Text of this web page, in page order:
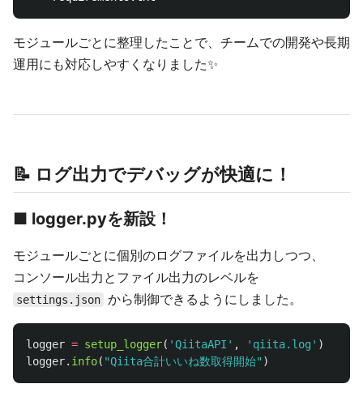
モジュールごとに整理したことで、チームでの開発や長期
運用にも対応しやすくなりました✨
📝 ログ出力でデバッグが快適に！
■ logger.pyを新設！
モジュールごとに個別のログファイルを出力しつつ、
コンソール出力とファイル出力のレベルを
settings.json から制御できるようにしました。
logger = setup_logger( 'QiitaAPI ' , ' qiita.log ' )
logger. info( "Qiita合計いいね数取得開始" )